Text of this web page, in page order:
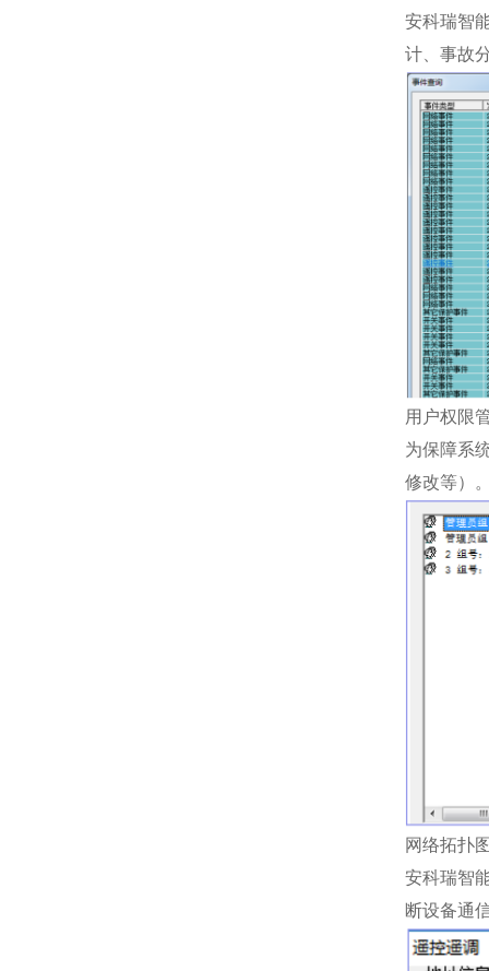
安科瑞智
计、事故
用户权限
为保障系
修改等）
网络拓扑
安科瑞智
断设备通